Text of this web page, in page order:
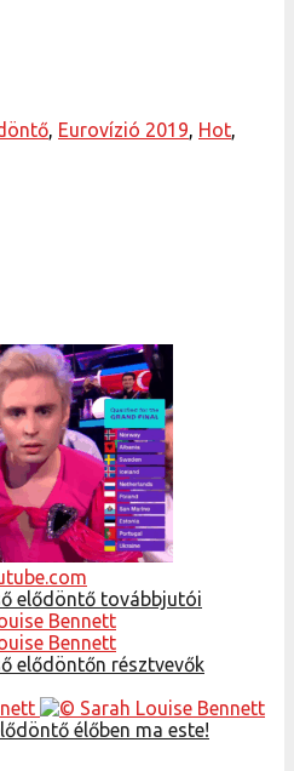
Eurovízió 2019 Hot
elődöntő továbbjutói
elődöntőn résztvevők
élőben ma este!